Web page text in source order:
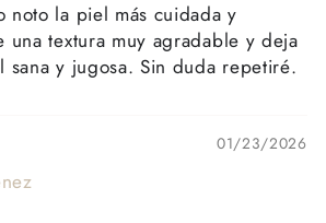
noto la piel más cuidada y
una textura muy agradable y deja
sana y jugosa. Sin duda repetiré.
01/23/2026